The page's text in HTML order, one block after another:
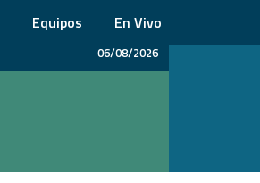
Equipos En Vivo
06/08/2026